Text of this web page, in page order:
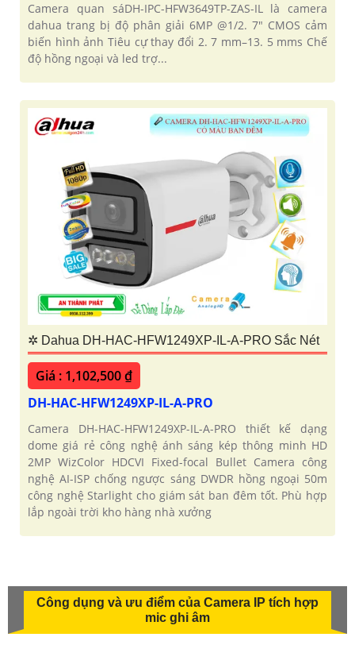
Camera quan sáDH-IPC-HFW3649TP-ZAS-IL là camera
dahua trang bị độ phân giải 6MP @1/2. 7" CMOS cảm
biến hình ảnh Tiêu cự thay đổi 2. 7 mm–13. 5 mms Chế
độ hồng ngoại và led trợ...
✲ Dahua DH-HAC-HFW1249XP-IL-A-PRO Sắc Nét
Giá : 1,102,500 ₫
DH-HAC-HFW1249XP-IL-A-PRO
Camera DH-HAC-HFW1249XP-IL-A-PRO thiết kế dạng
dome giá rẻ công nghệ ánh sáng kép thông minh HD
2MP WizColor HDCVI Fixed-focal Bullet Camera công
nghệ AI-ISP chống ngược sáng DWDR hồng ngoại 50m
công nghệ Starlight cho giám sát ban đêm tốt. Phù hợp
lắp ngoài trời kho hàng nhà xưởng
Công dụng và ưu điểm của Camera IP tích hợp
mic ghi âm